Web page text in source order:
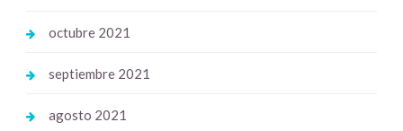
octubre 2021
septiembre 2021
agosto 2021